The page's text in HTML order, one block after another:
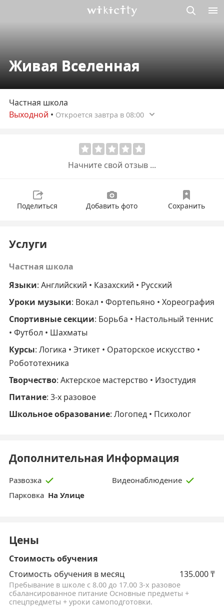
Живая Вселенная
Частная школа
Выходной • Откроется завтра в 08:00
Начните свой отзыв ...
Поделиться Добавить фото Сохранить
Услуги
Частная школа
Языки: Английский • Казахский • Русский
Уроки музыки: Вокал • Фортепьяно • Хореография
Спортивные секции: Борьба • Настольный теннис
• Футбол • Шахматы
Курсы: Логика • Этикет • Ораторское искусство •
Робототехника
Творчество: Актерское мастерство • Изостудия
Питание: 3-х разовое
Школьное образование: Логопед • Психолог
Дополнительная Информация
Развозка
Видеонаблюдение
Парковка На Улице
Цены
Стоимость обучения
Стоимость обучения в месяц
135.000₸
Пребывание в школе с 8.00 до 17.00 3-х разовое
сбалансированное питание Основные предметы +
спецпредметы + уроки самоподготовки.